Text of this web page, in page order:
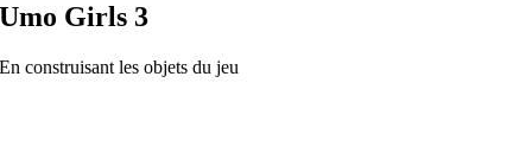
Umo Girls 3
En construisant les objets du jeu